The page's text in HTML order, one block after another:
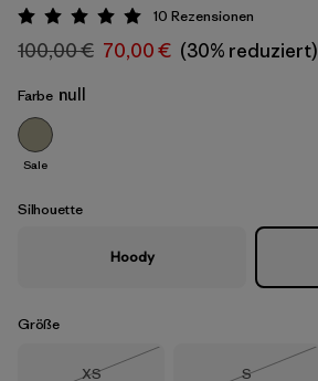
Bewertung: 5 / 5
10 Rezensionen
100,00 € 70,00 € (30% reduziert)
Farbe null
Sale
Silhouette
Hoody
Größe
Größe
XS
Größe
S